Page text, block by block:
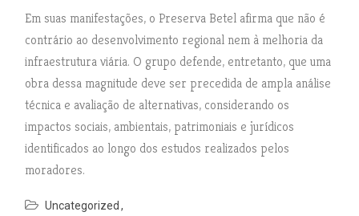
Em suas manifestações, o Preserva Betel afirma que não é
contrário ao desenvolvimento regional nem à melhoria da
infraestrutura viária. O grupo defende, entretanto, que uma
obra dessa magnitude deve ser precedida de ampla análise
técnica e avaliação de alternativas, considerando os
impactos sociais, ambientais, patrimoniais e jurídicos
identificados ao longo dos estudos realizados pelos
moradores.
Uncategorized